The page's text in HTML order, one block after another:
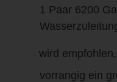
1 Paar 6200
Es wird
vorrangig ein